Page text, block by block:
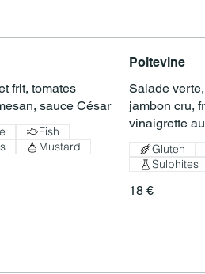
frit, tomates
sauce César
Fish
Mustard
Poitevine
Salade
jambon cru,
vinaigrette
18 €
Gluten
Sulphites